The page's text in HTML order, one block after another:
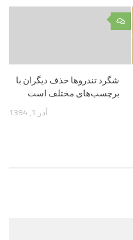
۰
شگرد تندروها حذف دیگران با
برچسب‌های مختلف است
آذر 1, 1394